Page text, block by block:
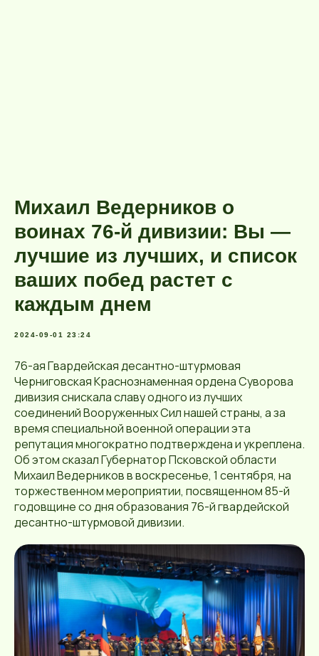
Михаил Ведерников о
воинах 76-й дивизии: Вы —
лучшие из лучших, и список
ваших побед растет с
каждым днем
2024-09-01 23:24
76-ая Гвардейская десантно-штурмовая
Черниговская Краснознаменная ордена Суворова
дивизия снискала славу одного из лучших
соединений Вооруженных Сил нашей страны, а за
время специальной военной операции эта
репутация многократно подтверждена и укреплена.
Об этом сказал Губернатор Псковской области
Михаил Ведерников в воскресенье, 1 сентября, на
торжественном мероприятии, посвященном 85-й
годовщине со дня образования 76-й гвардейской
десантно-штурмовой дивизии.